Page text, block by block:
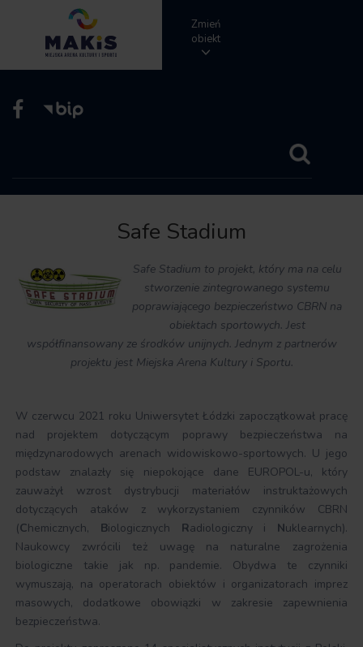
Zmień
obiekt
Safe Stadium
Safe Stadium to projekt, który ma na celu
stworzenie zintegrowanego systemu
poprawiającego bezpieczeństwo CBRN na
obiektach sportowych. Jest
współfinansowany ze środków unijnych. Jednym z partnerów
projektu jest Miejska Arena Kultury i Sportu.
W czerwcu 2021 roku Uniwersytet Łódzki zapoczątkował pracę
nad projektem dotyczącym poprawy bezpieczeństwa na
międzynarodowych arenach widowiskowo-sportowych. U jego
podstaw znalazły się niepokojące dane EUROPOL-u, który
zauważył wzrost dystrybucji materiałów instruktażowych
dotyczących ataków z wykorzystaniem czynników CBRN
(Chemicznych, Biologicznych Radiologiczny i Nuklearnych).
Naukowcy zwrócili też uwagę na naturalne zagrożenia
biologiczne takie jak np. pandemie. Obydwa te czynniki
wymuszają, na operatorach obiektów i organizatorach imprez
masowych, dodatkowe obowiązki w zakresie zapewnienia
bezpieczeństwa.